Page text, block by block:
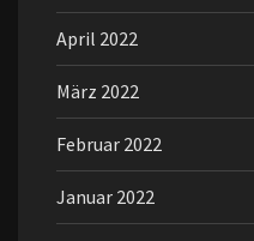
April 2022
März 2022
Februar 2022
Januar 2022